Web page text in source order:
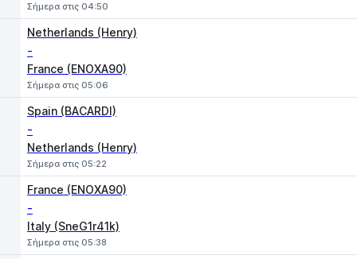
Σήμερα στις 04:50
Netherlands (Henry)
-
France (ENOXA90)
Σήμερα στις 05:06
Spain (BACARDI)
-
Netherlands (Henry)
Σήμερα στις 05:22
France (ENOXA90)
-
Italy (SneG1r41k)
Σήμερα στις 05:38